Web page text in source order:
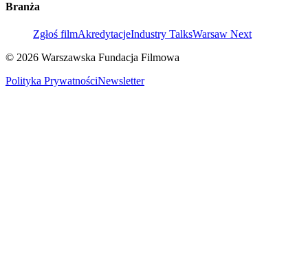
Branża
Zgłoś filmAkredytacjeIndustry TalksWarsaw Next
© 2026 Warszawska Fundacja Filmowa
Polityka PrywatnościNewsletter